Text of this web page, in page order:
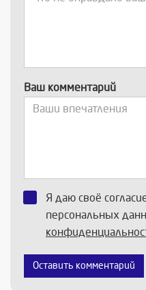
Ваш комментарий
Я даю своё
персональных
Оставить комментарий